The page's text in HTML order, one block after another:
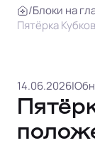
/Блоки на
Пятёрка
14.06.2026|